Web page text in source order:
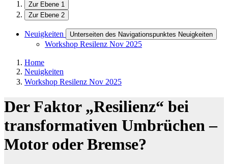
Zur Ebene 1
Zur Ebene 2
Neuigkeiten Unterseiten des Navigationspunktes Neuigkeiten
Workshop Resilenz Nov 2025
Home
Neuigkeiten
Workshop Resilenz Nov 2025
Der Faktor „Resilienz“ bei
transformativen Umbrüchen –
Motor oder Bremse?